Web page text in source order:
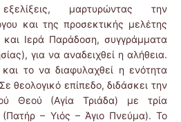
μαρτυρώντας την
και της προσεκτικής μελέτης
Ιερά Παράδοση, συγγράμματα
για να αναδειχθεί η αλήθεια.
το να διαφυλαχθεί η ενότητα
θεολογικό επίπεδο, διδάσκει την
Θεού (Αγία Τριάδα) με τρία
– Υιός – Άγιο Πνεύμα). Το